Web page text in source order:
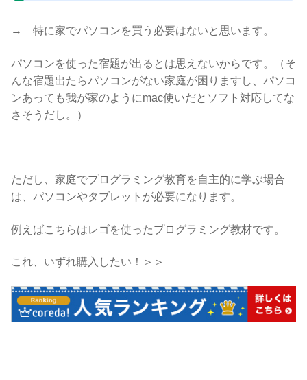
→ 特に家でパソコンを買う必要はないと思います。
パソコンを使った宿題が出るとは思えないからです。（そ
んな宿題出たらパソコンがない家庭が困りますし、パソコ
ンあっても我が家のようにmac使いだとソフト対応してな
さそうだし。）
ただし、家庭でプログラミング教育を自主的に学ぶ場合
は、パソコンやタブレットが必要になります。
例えばこちらはレゴを使ったプログラミング教材です。
これ、いずれ購入したい！＞＞